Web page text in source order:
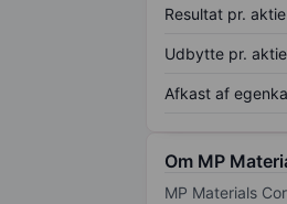
Resultat pr. aktie
Udbytte pr. aktie
Afkast af
Om MP
MP Materials